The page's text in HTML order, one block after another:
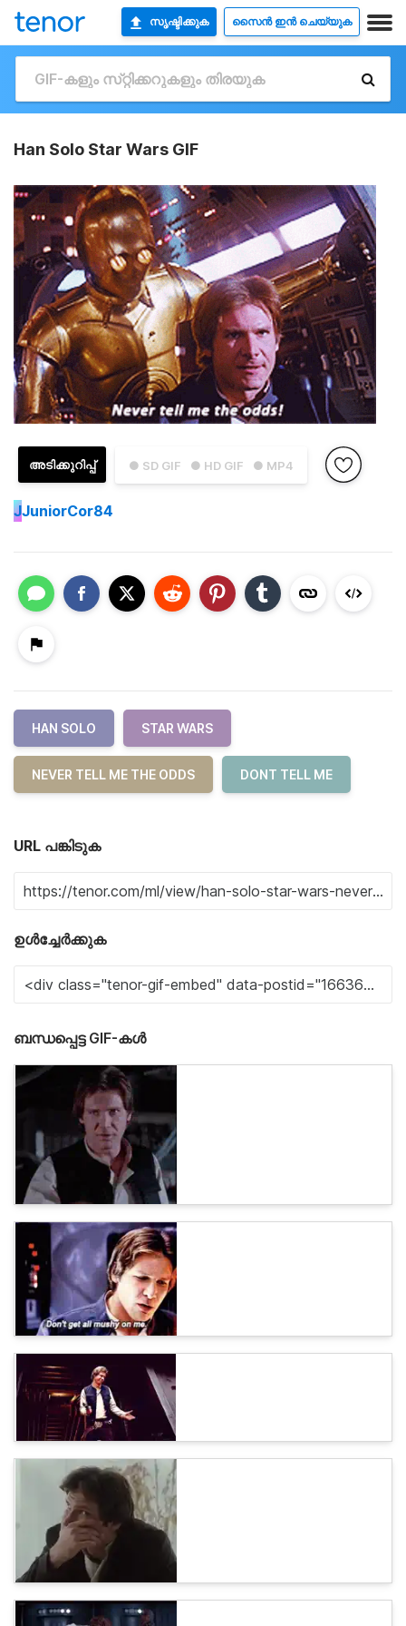
സൃഷ്ടിക്കുക സൈൻ ഇൻ ചെയ്യുക
Han Solo Star Wars GIF
● SD GIF ● HD GIF ● MP4
അടിക്കുറിപ്പ്
JJuniorCor84
HAN SOLO STAR WARS
NEVER TELL ME THE ODDS DONT TELL ME
URL പങ്കിടുക
ഉൾച്ചേർക്കുക
ബന്ധപ്പെട്ട GIF-കൾ